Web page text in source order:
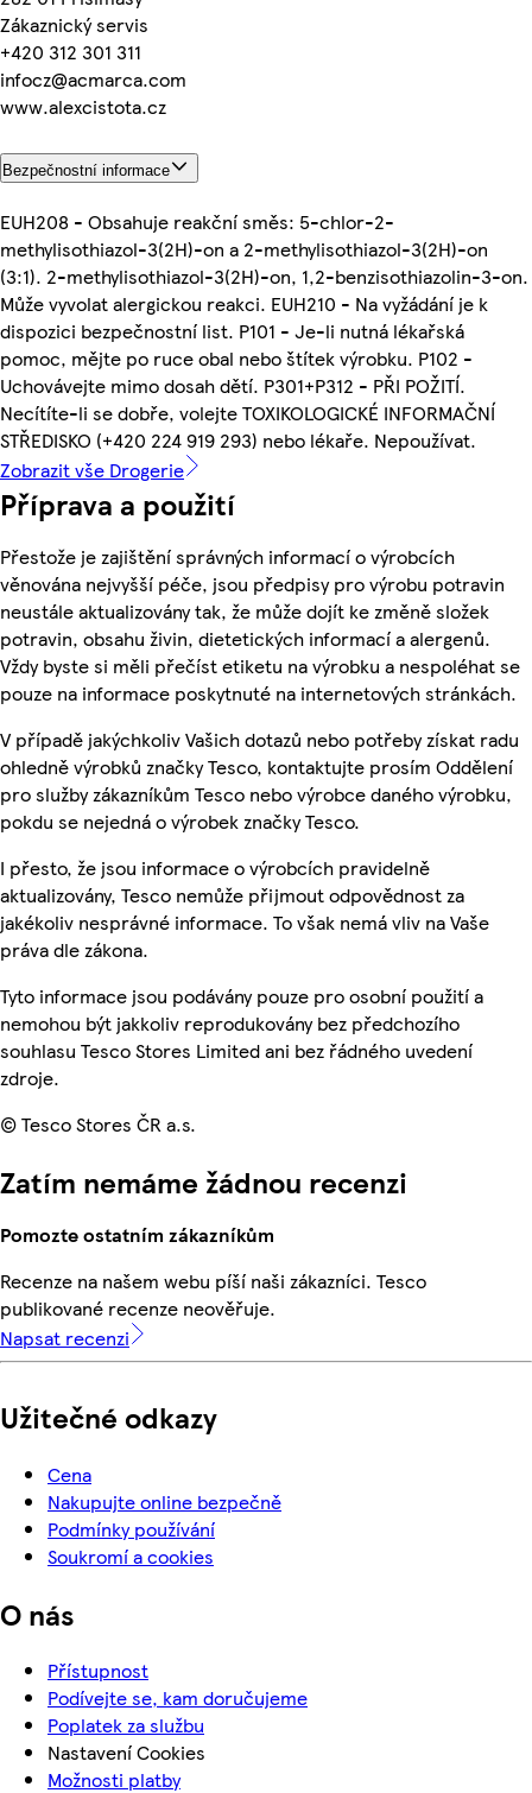
Zákaznický servis
+420 312 301 311
infocz@acmarca.com
www.alexcistota.cz
Bezpečnostní informace
EUH208 - Obsahuje reakční směs: 5-chlor-2-
methylisothiazol-3(2H)-on a 2-methylisothiazol-3(2H)-on
(3:1). 2-methylisothiazol-3(2H)-on, 1,2-benzisothiazolin-3-on.
Může vyvolat alergickou reakci. EUH210 - Na vyžádání je k
dispozici bezpečnostní list. P101 - Je-li nutná lékařská
pomoc, mějte po ruce obal nebo štítek výrobku. P102 -
Uchovávejte mimo dosah dětí. P301+P312 - PŘI POŽITÍ.
Necítíte-li se dobře, volejte TOXIKOLOGICKÉ INFORMAČNÍ
STŘEDISKO (+420 224 919 293) nebo lékaře. Nepoužívat.
Zobrazit vše Drogerie
Příprava a použití
Přestože je zajištění správných informací o výrobcích
věnována nejvyšší péče, jsou předpisy pro výrobu potravin
neustále aktualizovány tak, že může dojít ke změně složek
potravin, obsahu živin, dietetických informací a alergenů.
Vždy byste si měli přečíst etiketu na výrobku a nespoléhat se
pouze na informace poskytnuté na internetových stránkách.
V případě jakýchkoliv Vašich dotazů nebo potřeby získat radu
ohledně výrobků značky Tesco, kontaktujte prosím Oddělení
pro služby zákazníkům Tesco nebo výrobce daného výrobku,
pokdu se nejedná o výrobek značky Tesco.
I přesto, že jsou informace o výrobcích pravidelně
aktualizovány, Tesco nemůže přijmout odpovědnost za
jakékoliv nesprávné informace. To však nemá vliv na Vaše
práva dle zákona.
Tyto informace jsou podávány pouze pro osobní použití a
nemohou být jakkoliv reprodukovány bez předchozího
souhlasu Tesco Stores Limited ani bez řádného uvedení
zdroje.
© Tesco Stores ČR a.s.
Zatím nemáme žádnou recenzi
Pomozte ostatním zákazníkům
Recenze na našem webu píší naši zákazníci. Tesco
publikované recenze neověřuje.
Napsat recenzi
Užitečné odkazy
Cena
Nakupujte online bezpečně
Podmínky používání
Soukromí a cookies
O nás
Přístupnost
Podívejte se, kam doručujeme
Poplatek za službu
Nastavení Cookies
Možnosti platby